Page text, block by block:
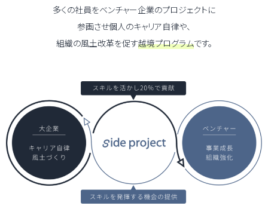
多くの社員をベンチャー企業のプロジェクトに
参画させ個人のキャリア自律や、
組織の風土改革を促す越境プログラムです。